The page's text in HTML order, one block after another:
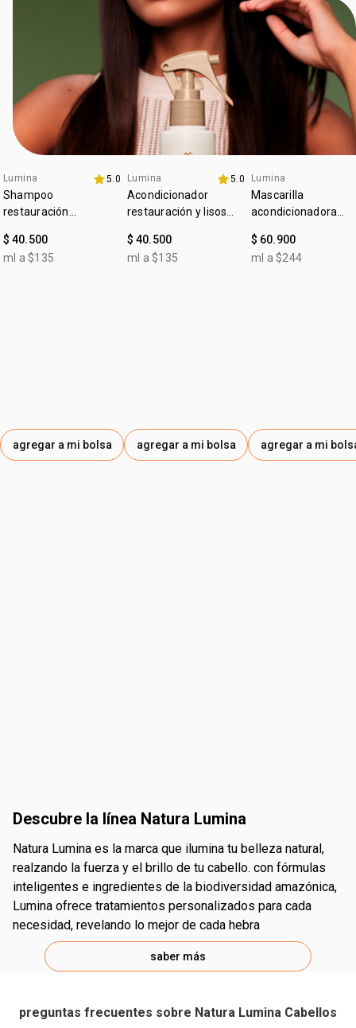
Lumina 5.0
Shampoo
restauración
prolongados cabello
liso y alisado
$ 40.500
ml a $135
agregar a mi bolsa
Lumina 5.0
Acondicionador
restauración y lisos
liso y alisado
$ 40.500
ml a $135
agregar a mi bolsa
4u al 40%
Lumina
Mascarilla
acondicionadora
prolongados cabello
liso y alisado
$ 60.900
ml a $244
agregar a mi
descubre la línea Natura Lumina
Natura Lumina es la marca que ilumina tu belleza natural,
realzando la fuerza y el brillo de tu cabello. con fórmulas
inteligentes e ingredientes de la biodiversidad amazónica,
Lumina ofrece tratamientos personalizados para cada
necesidad, revelando lo mejor de cada hebra
saber más
preguntas frecuentes sobre Natura Lumina Cabellos